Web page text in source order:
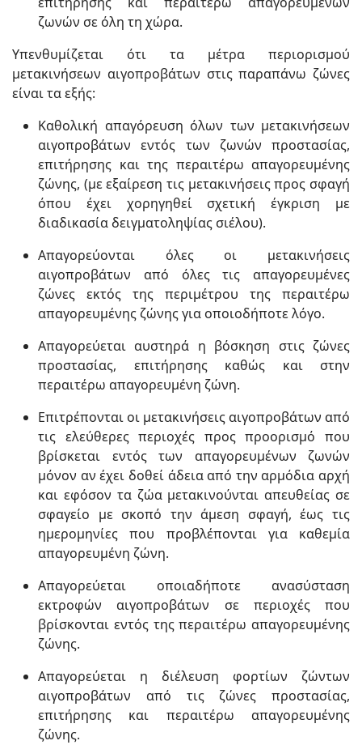
ζωνών σε όλη τη χώρα.
Υπενθυμίζεται ότι τα μέτρα περιορισμού
μετακινήσεων αιγοπροβάτων στις παραπάνω ζώνες
είναι τα εξής:
Καθολική απαγόρευση όλων των μετακινήσεων
αιγοπροβάτων εντός των ζωνών προστασίας,
επιτήρησης και της περαιτέρω απαγορευμένης
ζώνης, (με εξαίρεση τις μετακινήσεις προς σφαγή
όπου έχει χορηγηθεί σχετική έγκριση με
διαδικασία δειγματοληψίας σιέλου).
Απαγορεύονται όλες οι μετακινήσεις
αιγοπροβάτων από όλες τις απαγορευμένες
ζώνες εκτός της περιμέτρου της περαιτέρω
απαγορευμένης ζώνης για οποιοδήποτε λόγο.
Απαγορεύεται αυστηρά η βόσκηση στις ζώνες
προστασίας, επιτήρησης καθώς και στην
περαιτέρω απαγορευμένη ζώνη.
Επιτρέπονται οι μετακινήσεις αιγοπροβάτων από
τις ελεύθερες περιοχές προς προορισμό που
βρίσκεται εντός των απαγορευμένων ζωνών
μόνον αν έχει δοθεί άδεια από την αρμόδια αρχή
και εφόσον τα ζώα μετακινούνται απευθείας σε
σφαγείο με σκοπό την άμεση σφαγή, έως τις
ημερομηνίες που προβλέπονται για καθεμία
απαγορευμένη ζώνη.
Απαγορεύεται οποιαδήποτε ανασύσταση
εκτροφών αιγοπροβάτων σε περιοχές που
βρίσκονται εντός της περαιτέρω απαγορευμένης
ζώνης.
Απαγορεύεται η διέλευση φορτίων ζώντων
αιγοπροβάτων από τις ζώνες προστασίας,
επιτήρησης και περαιτέρω απαγορευμένης
ζώνης.